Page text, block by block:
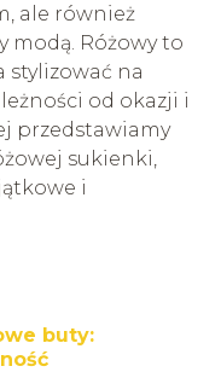
ale również
modą. Różowy to
stylizować na
od okazji i
przedstawiamy
sukienki,
i
buty: